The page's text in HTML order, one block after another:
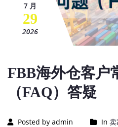
7 月
29
2026
FBB海外仓客户
（FAQ）答疑
Posted by admin In